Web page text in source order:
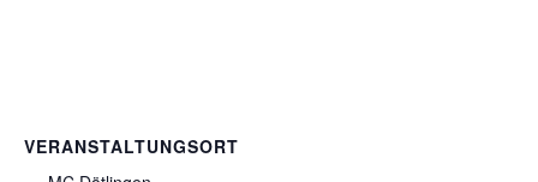
VERANSTALTUNGSORT